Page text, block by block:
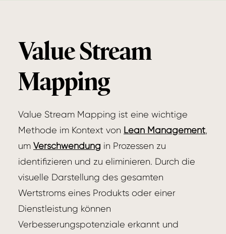
Value Stream
Mapping
Value Stream Mapping ist eine wichtige
Methode im Kontext von Lean Management,
um Verschwendung in Prozessen zu
identifizieren und zu eliminieren. Durch die
visuelle Darstellung des gesamten
Wertstroms eines Produkts oder einer
Dienstleistung können
Verbesserungspotenziale erkannt und